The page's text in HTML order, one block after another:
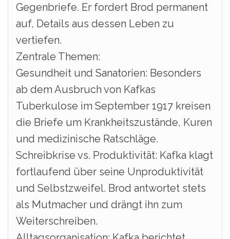
Gegenbriefe. Er fordert Brod permanent
auf, Details aus dessen Leben zu
vertiefen.
Zentrale Themen:
Gesundheit und Sanatorien: Besonders
ab dem Ausbruch von Kafkas
Tuberkulose im September 1917 kreisen
die Briefe um Krankheitszustände, Kuren
und medizinische Ratschläge.
Schreibkrise vs. Produktivität: Kafka klagt
fortlaufend über seine Unproduktivität
und Selbstzweifel. Brod antwortet stets
als Mutmacher und drängt ihn zum
Weiterschreiben.